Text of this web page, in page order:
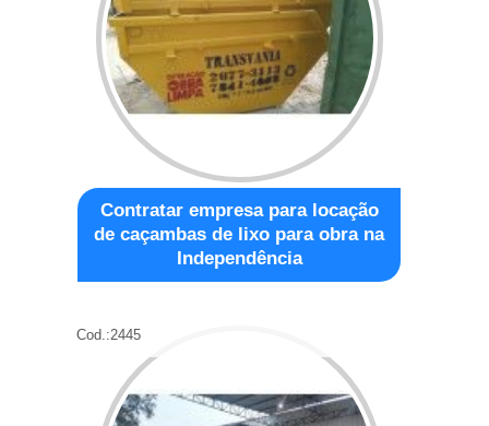
Contratar empresa para locação
de caçambas de lixo para obra na
Independência
Cod.:2445